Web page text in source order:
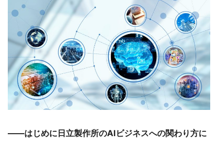
――はじめに日立製作所のAIビジネスへの関わり方に